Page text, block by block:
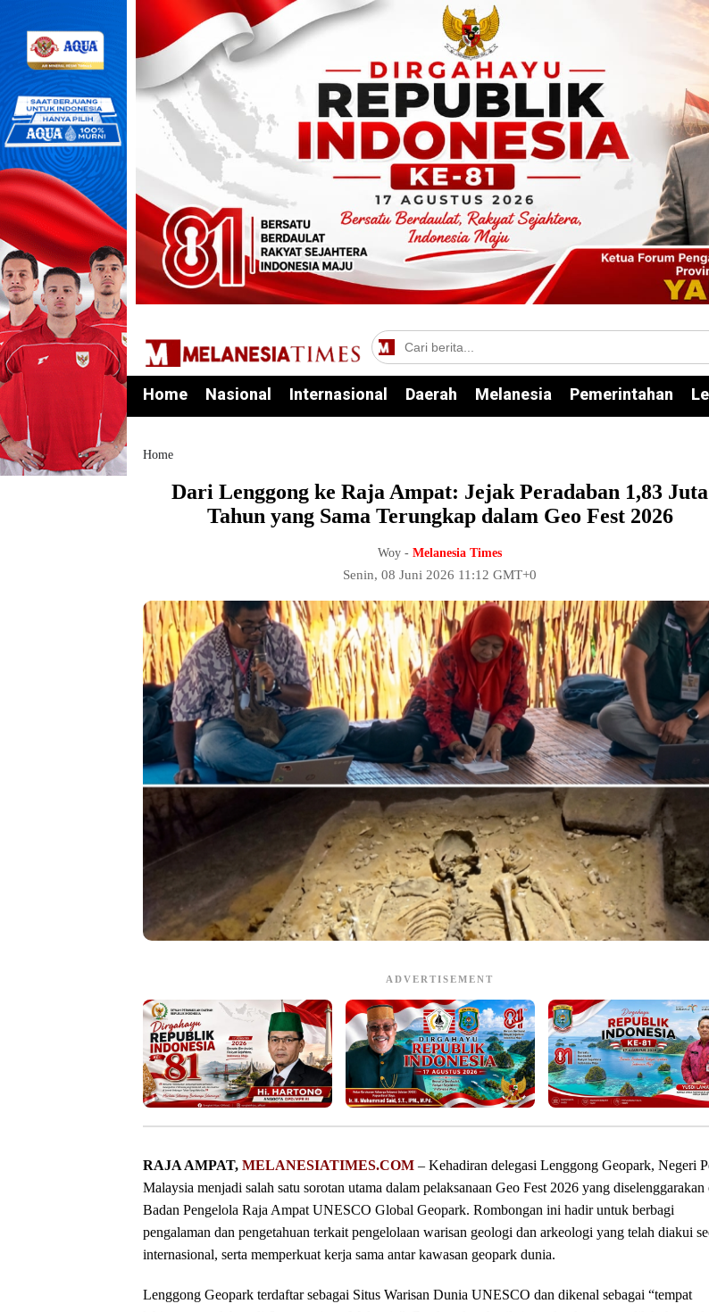
Home Nasional Internasional Daerah Melanesia Pemerintahan
Home
‎Dari Lenggong ke Raja Ampat: Jejak Peradaban 1,83 Juta
Tahun yang Sama Terungkap dalam Geo Fest 2026
Woy -Melanesia Times
Senin, 08 Juni 2026 11:12 GMT+0
ADVERTISEMENT
RAJA AMPAT, MELANESIATIMES.COM – Kehadiran delegasi Lenggong Geopark, Negeri
Malaysia menjadi salah satu sorotan utama dalam pelaksanaan Geo Fest 2026 yang diselenggarakan
Badan Pengelola Raja Ampat UNESCO Global Geopark. Rombongan ini hadir untuk berbagi
pengalaman dan pengetahuan terkait pengelolaan warisan geologi dan arkeologi yang telah diakui
internasional, serta memperkuat kerja sama antar kawasan geopark dunia.
‎Lenggong Geopark terdaftar sebagai Situs Warisan Dunia UNESCO dan dikenal sebagai “tempat